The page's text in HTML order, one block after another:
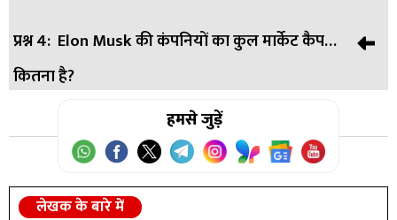
उत्तर: कंपनी का मार्केट कैप लगभग 2.9 ट्रिलियन डॉलर तक पहुंच गया
है।
प्रश्न 4: Elon Musk की कंपनियों का कुल मार्केट कैप
कितना है?
Tesla और SpaceX मिलाकर लगभग 4.4 ट्रिलियन डॉलर का
मार्केट कैप हो गया है।
हमसे जुड़ें
लेखक के बारे में